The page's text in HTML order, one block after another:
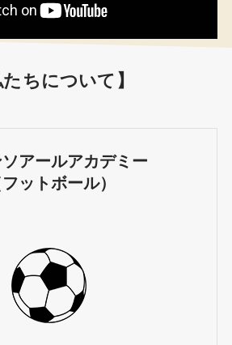
たちについて】
アールアカデミー
フットボール）